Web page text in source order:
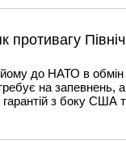
противагу
до НАТО в обмін
на запевнень,
з боку США